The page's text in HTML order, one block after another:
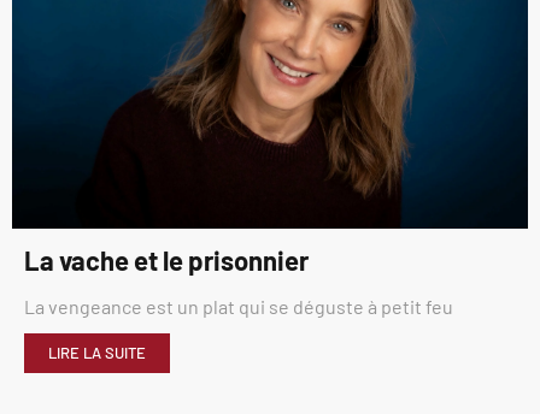
La vache et le prisonnier
La vengeance est un plat qui se déguste à petit feu
LIRE LA SUITE